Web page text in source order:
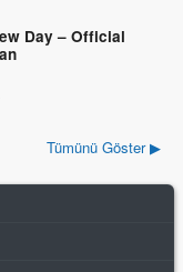
Day – Official
Tümünü Göster ▶